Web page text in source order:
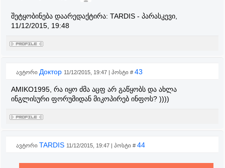
შეტყობინება დაარედაქტირა: TARDIS - პარასკევი,
11/12/2015, 19:48
ავტორი Доктор 11/12/2015, 19:47 | პოსტი # 43
AMIKO1995, რა იყო ძმა აცფ არ გაწყობს და ახლა
ინგლისური ფორუმიდან მიკოპირებ ინფოს? ))))
ავტორი TARDIS 11/12/2015, 19:47 | პოსტი # 44